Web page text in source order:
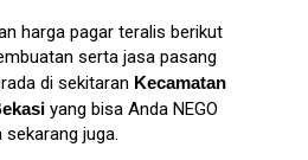
harga pagar teralis berikut
serta jasa pasang
di sekitaran Kecamatan
yang bisa Anda NEGO
juga.